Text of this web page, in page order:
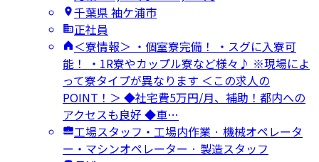
千葉県 袖ケ浦市
正社員
＜寮情報＞ ・個室寮完備！ ・スグに入寮可
能！ ・1R寮やカップル寮など様々♪ ※現場によ
って寮タイプが異なります ＜この求人の
POINT！＞ ◆社宅費5万円/月、補助！都内への
アクセスも良好 ◆車…
工場スタッフ・工場内作業 · 機械オペレータ
ー・マシンオペレーター · 製造スタッフ